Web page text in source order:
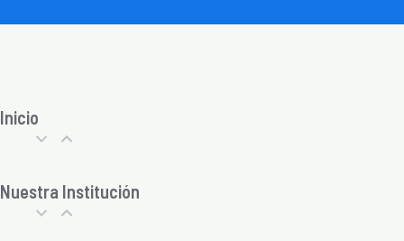
Inicio
Nuestra Institución